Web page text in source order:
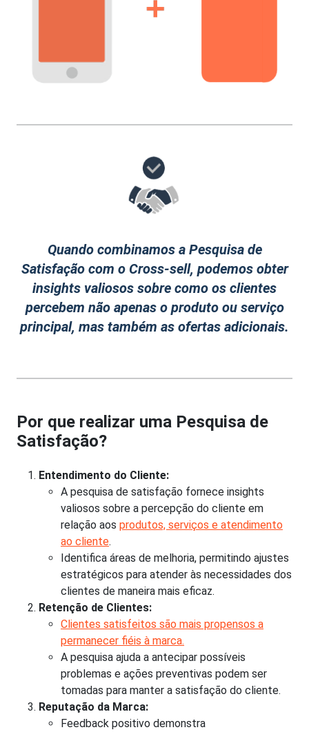
Quando combinamos a Pesquisa de
Satisfação com o Cross-sell, podemos obter
insights valiosos sobre como os clientes
percebem não apenas o produto ou serviço
principal, mas também as ofertas adicionais.
Por que realizar uma Pesquisa de
Satisfação?
Entendimento do Cliente:
A pesquisa de satisfação fornece insights
valiosos sobre a percepção do cliente em
relação aos produtos, serviços e atendimento
ao cliente.
Identifica áreas de melhoria, permitindo ajustes
estratégicos para atender às necessidades dos
clientes de maneira mais eficaz.
Retenção de Clientes:
Clientes satisfeitos são mais propensos a
permanecer fiéis à marca.
A pesquisa ajuda a antecipar possíveis
problemas e ações preventivas podem ser
tomadas para manter a satisfação do cliente.
Reputação da Marca:
Feedback positivo demonstra